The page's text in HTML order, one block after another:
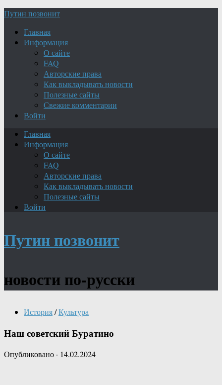
Путин позвонит
Главная
Информация
О сайте
FAQ
Авторские права
Как выкладывать новости
Полезные сайты
Свежие комментарии
Войти
Главная
Информация
О сайте
FAQ
Авторские права
Как выкладывать новости
Полезные сайты
Войти
Путин позвонит
новости по-русски
История/Культура
Наш советский Буратино
Опубликовано · 14.02.2024